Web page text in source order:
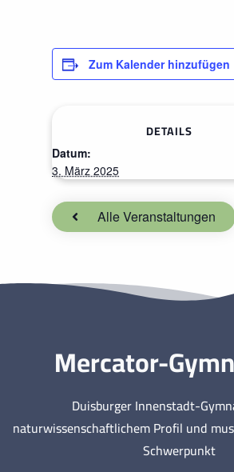
Zum Kalender hinzufügen
DETAILS
Datum:
3. März 2025
Alle Veranstaltungen
Mercator-
Duisburger Innenstadt-
naturwissenschaftlichem Profil und
Schwerpunkt